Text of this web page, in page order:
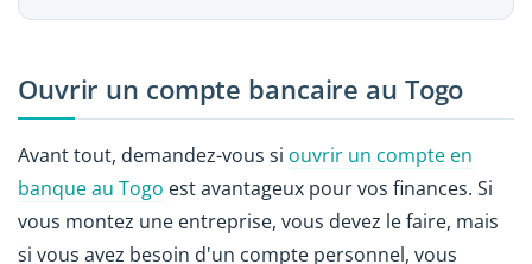
Ouvrir un compte bancaire au Togo
Avant tout, demandez-vous si ouvrir un compte en
banque au Togo est avantageux pour vos finances. Si
vous montez une entreprise, vous devez le faire, mais
si vous avez besoin d'un compte personnel, vous